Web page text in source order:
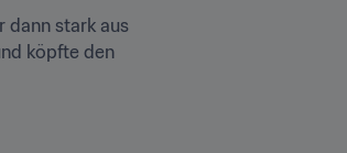
dann stark aus
köpfte den